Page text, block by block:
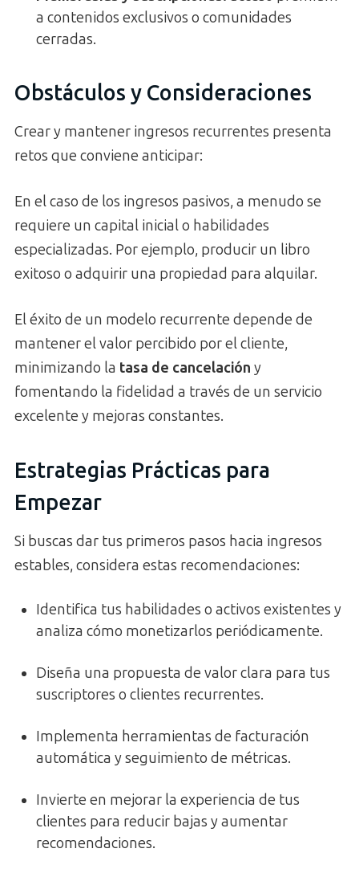
a contenidos exclusivos o comunidades
cerradas.
Obstáculos y Consideraciones
Crear y mantener ingresos recurrentes presenta
retos que conviene anticipar:
En el caso de los ingresos pasivos, a menudo se
requiere un capital inicial o habilidades
especializadas. Por ejemplo, producir un libro
exitoso o adquirir una propiedad para alquilar.
El éxito de un modelo recurrente depende de
mantener el valor percibido por el cliente,
minimizando la tasa de cancelación y
fomentando la fidelidad a través de un servicio
excelente y mejoras constantes.
Estrategias Prácticas para
Empezar
Si buscas dar tus primeros pasos hacia ingresos
estables, considera estas recomendaciones:
Identifica tus habilidades o activos existentes y
analiza cómo monetizarlos periódicamente.
Diseña una propuesta de valor clara para tus
suscriptores o clientes recurrentes.
Implementa herramientas de facturación
automática y seguimiento de métricas.
Invierte en mejorar la experiencia de tus
clientes para reducir bajas y aumentar
recomendaciones.